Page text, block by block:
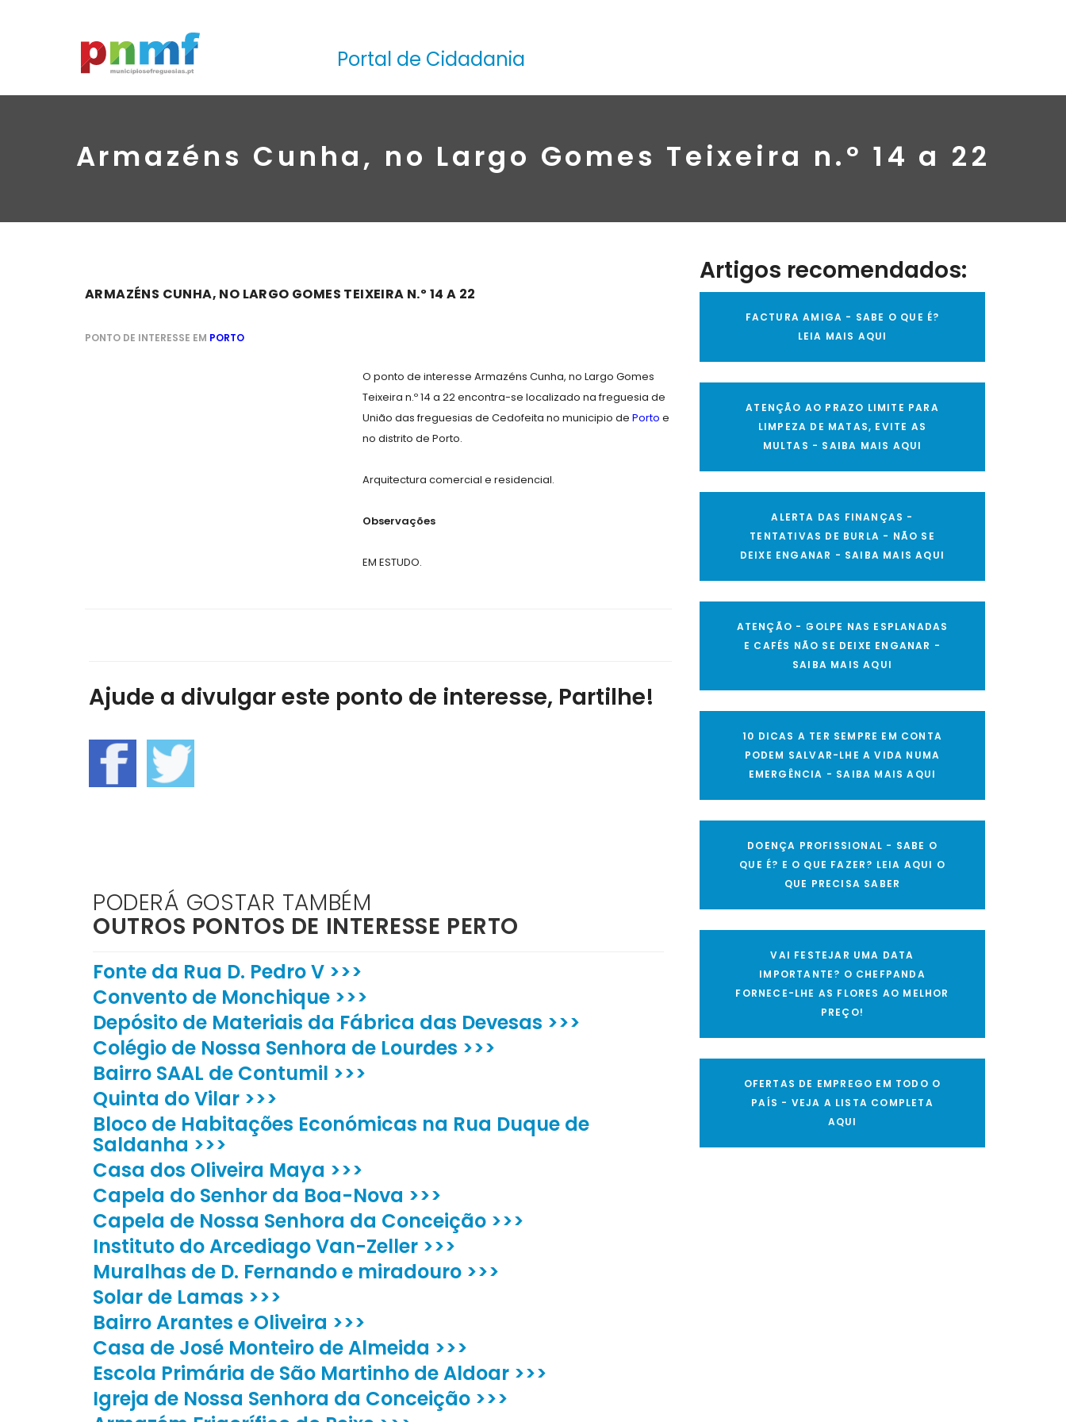
Portal de Cidadania
Armazéns Cunha, no Largo Gomes Teixeira n.º 14 a 22
ARMAZÉNS CUNHA, NO LARGO GOMES TEIXEIRA N.º 14 A 22
PONTO DE INTERESSE EM PORTO
O ponto de interesse Armazéns Cunha, no Largo Gomes
Teixeira n.º 14 a 22 encontra-se localizado na freguesia de
União das freguesias de Cedofeita no municipio de Porto e
no distrito de Porto.
Arquitectura comercial e residencial.
Observações
EM ESTUDO.
Ajude a divulgar este ponto de interesse, Partilhe!
PODERÁ GOSTAR TAMBÉM
OUTROS PONTOS DE INTERESSE PERTO
Fonte da Rua D. Pedro V >>>
Convento de Monchique >>>
Depósito de Materiais da Fábrica das Devesas >>>
Colégio de Nossa Senhora de Lourdes >>>
Bairro SAAL de Contumil >>>
Quinta do Vilar >>>
Bloco de Habitações Económicas na Rua Duque de
Saldanha >>>
Casa dos Oliveira Maya >>>
Capela do Senhor da Boa-Nova >>>
Capela de Nossa Senhora da Conceição >>>
Instituto do Arcediago Van-Zeller >>>
Muralhas de D. Fernando e miradouro >>>
Solar de Lamas >>>
Bairro Arantes e Oliveira >>>
Casa de José Monteiro de Almeida >>>
Escola Primária de São Martinho de Aldoar >>>
Igreja de Nossa Senhora da Conceição >>>
Artigos recomendados:
FACTURA AMIGA - SABE O QUE É?
LEIA MAIS AQUI
ATENÇÃO AO PRAZO LIMITE PARA
LIMPEZA DE MATAS, EVITE AS
MULTAS - SAIBA MAIS AQUI
ALERTA DAS FINANÇAS -
TENTATIVAS DE BURLA - NÃO SE
DEIXE ENGANAR - SAIBA MAIS AQUI
ATENÇÃO - GOLPE NAS ESPLANADAS
E CAFÉS NÃO SE DEIXE ENGANAR -
SAIBA MAIS AQUI
10 DICAS A TER SEMPRE EM CONTA
PODEM SALVAR-LHE A VIDA NUMA
EMERGÊNCIA - SAIBA MAIS AQUI
DOENÇA PROFISSIONAL - SABE O
QUE É? E O QUE FAZER? LEIA AQUI O
QUE PRECISA SABER
VAI FESTEJAR UMA DATA
IMPORTANTE? O CHEFPANDA
FORNECE-LHE AS FLORES AO MELHOR
PREÇO!
OFERTAS DE EMPREGO EM TODO O
PAÍS - VEJA A LISTA COMPLETA
AQUI